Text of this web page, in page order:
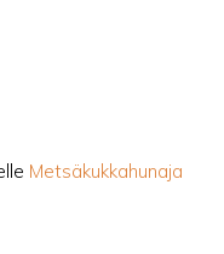
Metsäkukkahunaja